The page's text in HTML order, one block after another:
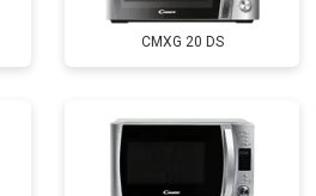
CMXG 20 DS